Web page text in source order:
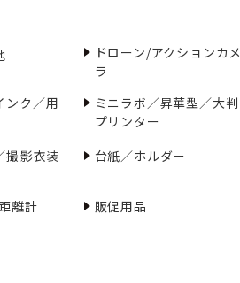
ドローン/アクションカメ
ラ
ンク／用
ミニラボ／昇華型／大判
プリンター
撮影衣装 台紙／ホルダー
離計 販促用品